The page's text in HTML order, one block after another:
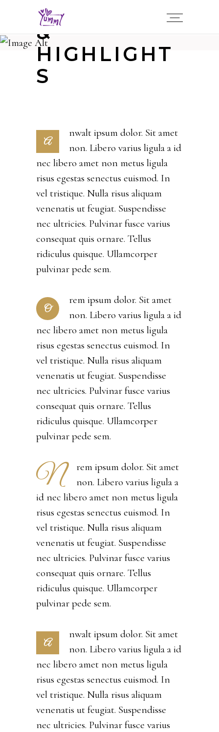
DROPCAPS
&
HIGHLIGHT
S
A
nwalt ipsum dolor. Sit amet
non. Libero varius ligula a id
nec libero amet non metus ligula
risus egestas senectus euismod. In
vel tristique. Nulla risus aliquam
venenatis ut feugiat. Suspendisse
nec ultricies. Pulvinar fusce varius
consequat quis ornare. Tellus
ridiculus quisque. Ullamcorper
pulvinar pede sem.
O
rem ipsum dolor. Sit amet
non. Libero varius ligula a id
nec libero amet non metus ligula
risus egestas senectus euismod. In
vel tristique. Nulla risus aliquam
venenatis ut feugiat. Suspendisse
nec ultricies. Pulvinar fusce varius
consequat quis ornare. Tellus
ridiculus quisque. Ullamcorper
pulvinar pede sem.
N
rem ipsum dolor. Sit amet
non. Libero varius ligula a
id nec libero amet non metus ligula
risus egestas senectus euismod. In
vel tristique. Nulla risus aliquam
venenatis ut feugiat. Suspendisse
nec ultricies. Pulvinar fusce varius
consequat quis ornare. Tellus
ridiculus quisque. Ullamcorper
pulvinar pede sem.
A
nwalt ipsum dolor. Sit amet
non. Libero varius ligula a id
nec libero amet non metus ligula
risus egestas senectus euismod. In
vel tristique. Nulla risus aliquam
venenatis ut feugiat. Suspendisse
nec ultricies. Pulvinar fusce varius